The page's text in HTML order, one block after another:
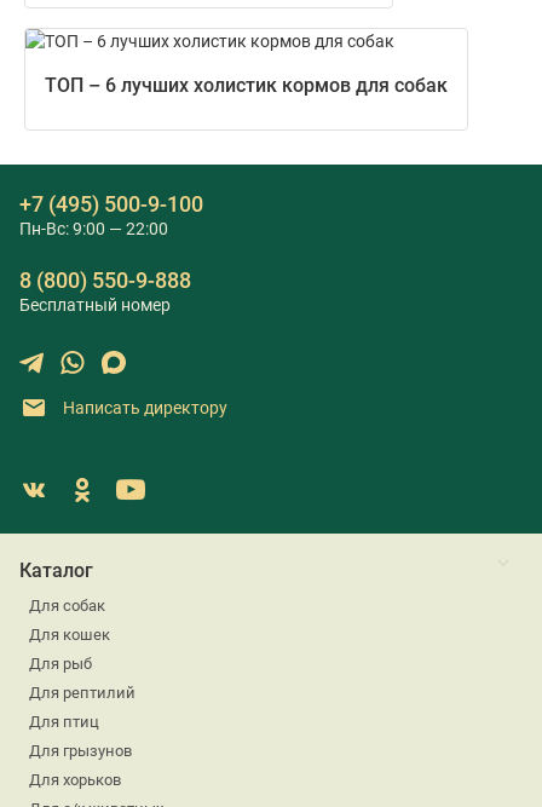
ТОП – 6 лучших холистик кормов для собак
+7 (495) 500-9-100
Пн-Вс: 9:00 — 22:00
8 (800) 550-9-888
Бесплатный номер
Написать директору
Каталог
Для собак
Для кошек
Для рыб
Для рептилий
Для птиц
Для грызунов
Для хорьков